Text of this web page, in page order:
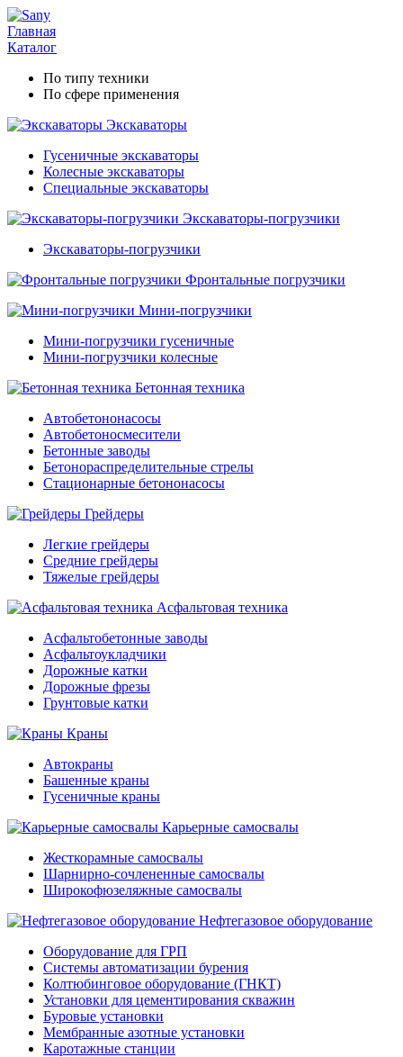
Главная
Каталог
По типу техники
По сфере применения
Экскаваторы
Гусеничные экскаваторы
Колесные экскаваторы
Специальные экскаваторы
Экскаваторы-погрузчики
Экскаваторы-погрузчики
Фронтальные погрузчики
Мини-погрузчики
Мини-погрузчики гусеничные
Мини-погрузчики колесные
Бетонная техника
Автобетононасосы
Автобетоносмесители
Бетонные заводы
Бетонораспределительные стрелы
Стационарные бетононасосы
Грейдеры
Легкие грейдеры
Средние грейдеры
Тяжелые грейдеры
Асфальтовая техника
Асфальтобетонные заводы
Асфальтоукладчики
Дорожные катки
Дорожные фрезы
Грунтовые катки
Краны
Автокраны
Башенные краны
Гусеничные краны
Карьерные самосвалы
Жесткорамные самосвалы
Шарнирно-сочлененные самосвалы
Широкофюзеляжные самосвалы
Нефтегазовое оборудование
Оборудование для ГРП
Системы автоматизации бурения
Колтюбинговое оборудование (ГНКТ)
Установки для цементирования скважин
Буровые установки
Мембранные азотные установки
Каротажные станции